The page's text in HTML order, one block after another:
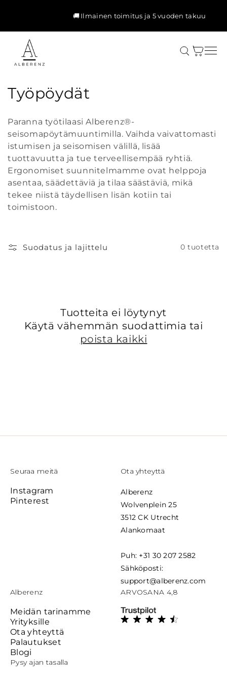
🚚 Ilmainen toimitus ja 5 vuoden takuu
Ostoskori
K
k
o
e
l
m
:
Työpöydät
Paranna työtilaasi Alberenz®-
seisomapöytämuuntimilla. Vaihda vaivattomasti
istumisen ja seisomisen välillä, lisää
tuottavuutta ja tue terveellisempää ryhtiä.
Ergonomiset suunnitelmamme ovat helppoja
asentaa, säädettäviä ja tilaa säästäviä, mikä
tekee niistä täydellisen lisän kotiin tai
toimistoon.
Suodatus ja lajittelu 0 tuotetta
Tuotteita ei löytynyt
Käytä vähemmän suodattimia tai
poista kaikki
Seuraa meitä
Instagram
Pinterest
Alberenz
Meidän tarinamme
Yrityksille
Ota yhteyttä
Palautukset
Blogi
Ota yhteyttä
Alberenz
Wolvenplein 25
3512 CK Utrecht
Alankomaat
Puh: +31 30 207 2582
Sähköposti:
support@alberenz.com
Pysy ajan tasalla
ARVOSANA 4,8